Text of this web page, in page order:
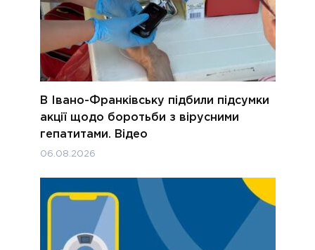
В Івано-Франківську підбили підсумки
акції щодо боротьби з вірусними
гепатитами. Відео
06.08.2026